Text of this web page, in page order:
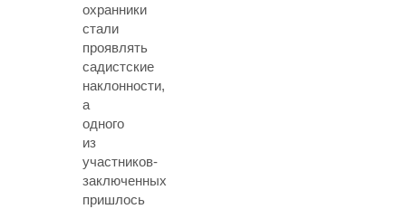
охранники
стали
проявлять
садистские
наклонности,
а
одного
из
участников-
заключенных
пришлось